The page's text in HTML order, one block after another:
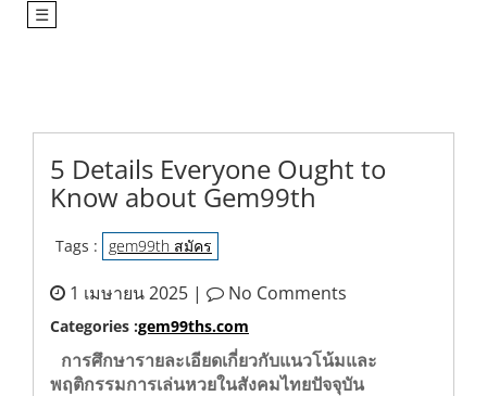
☰
5 Details Everyone Ought to
Know about Gem99th
Tags : gem99th สมัคร
1 เมษายน 2025 | No Comments
Categories :gem99ths.com
การศึกษารายละเอียดเกี่ยวกับแนวโน้มและ
พฤติกรรมการเล่นหวยในสังคมไทยปัจจุบัน